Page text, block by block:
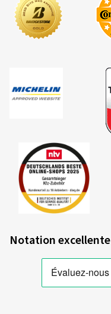
Notation excellente